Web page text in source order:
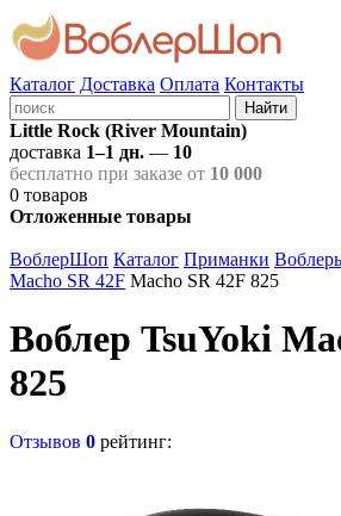
Каталог Доставка Оплата Контакты
Найти
Little Rock (River Mountain)
доставка 1–1 дн. — 10
бесплатно при заказе от 10 000
0 товаров
Отложенные товары
ВоблерШоп Каталог Приманки
Macho SR 42F Macho SR 42F 825
Воблер TsuYoki
825
Отзывов 0 рейтинг: